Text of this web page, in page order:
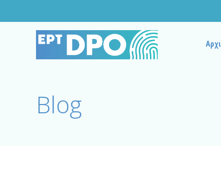
Blog